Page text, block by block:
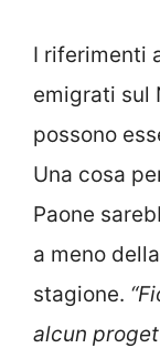
I riferimenti
emigrati sul
possono
Una cosa
Paone
a meno
stagione.
alcun